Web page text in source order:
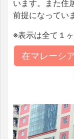
います。また住
前提になってい
※表示は全て１ヶ
在マレーシ